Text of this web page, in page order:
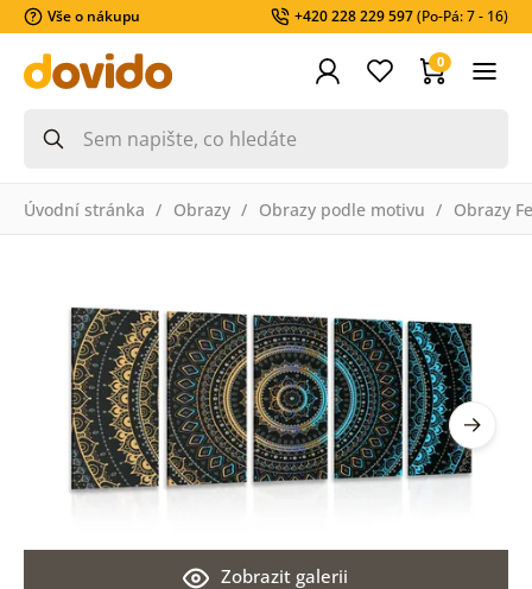
Vše o nákupu +420 228 229 597(Po-Pá: 7 - 16)
0
Úvodní stránka Obrazy Obrazy podle motivu Obrazy
Zobrazit galerii